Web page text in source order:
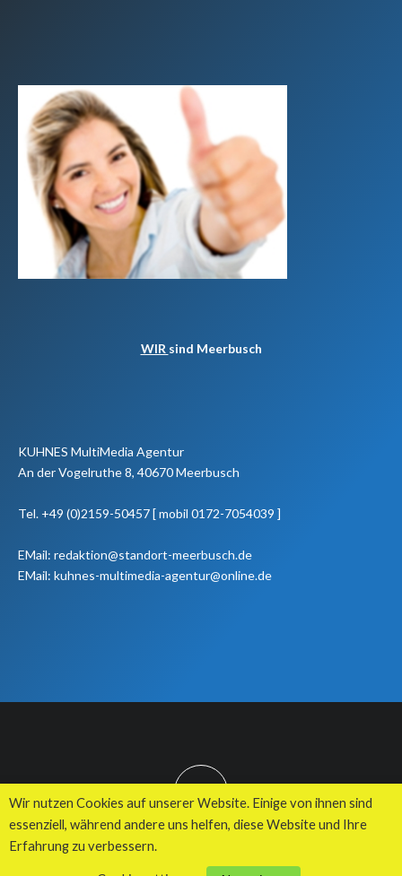
WIR sind Meerbusch
KUHNES MultiMedia Agentur
An der Vogelruthe 8, 40670 Meerbusch
Tel. +49 (0)2159-50457 [ mobil 0172-7054039 ]
EMail: redaktion@standort-meerbusch.de
EMail: kuhnes-multimedia-agentur@online.de
TOP
© 2026 Kuhnes MultiMedia Agentur
Wir nutzen Cookies auf unserer Website. Einige von ihnen sind
essenziell, während andere uns helfen, diese Website und Ihre
Erfahrung zu verbessern.